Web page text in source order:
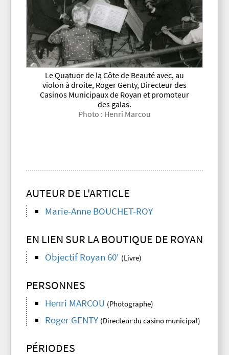
Le Quatuor de la Côte de Beauté avec, au
violon à droite, Roger Genty, Directeur des
Casinos Municipaux de Royan et promoteur
des galas.
Photo : Henri Marcou
AUTEUR DE L'ARTICLE
Marie-Anne BOUCHET-ROY
EN LIEN SUR LA BOUTIQUE DE ROYAN
Objectif Royan 60' (Livre)
PERSONNES
Henri MARCOU (Photographe)
Roger GENTY (Directeur du casino municipal)
PÉRIODES